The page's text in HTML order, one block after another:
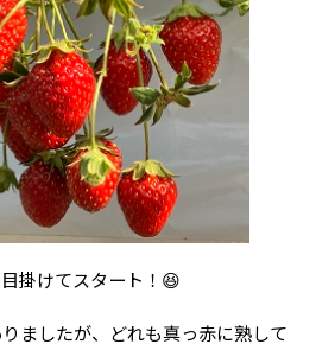
掛けてスタート！😆
ましたが、どれも真っ赤に熟して